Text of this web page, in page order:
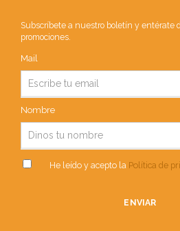
Subscríbete a nuestro boletín y entérate
promociones.
Mail
Nombre
He leído y acepto la Política de
ENVIAR